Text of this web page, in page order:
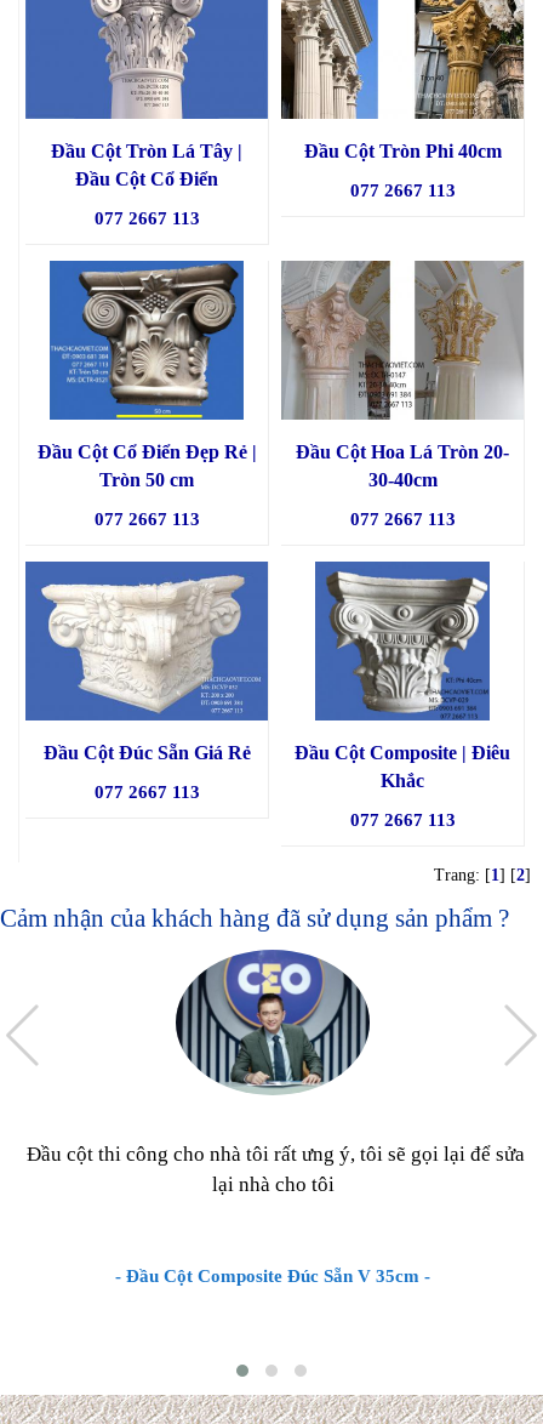
Đầu Cột Tròn Lá Tây |
Đầu Cột Cổ Điển
077 2667 113
Đầu Cột Tròn Phi 40cm
077 2667 113
Đầu Cột Cổ Điển Đẹp Rẻ |
Tròn 50 cm
077 2667 113
Đầu Cột Hoa Lá Tròn 20-
30-40cm
077 2667 113
Đầu Cột Đúc Sẵn Giá Rẻ
077 2667 113
Đầu Cột Composite | Điêu
Khắc
077 2667 113
Trang: [1] [2]
Cảm nhận của khách hàng đã sử dụng sản phẩm ?
Đầu cột thi công cho nhà tôi rất ưng ý, tôi sẽ gọi lại để sửa
lại nhà cho tôi
- Đầu Cột Composite Đúc Sẵn V 35cm -